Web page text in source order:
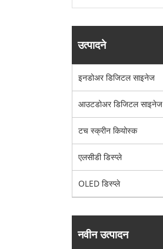
उत्पादने
इनडोअर डिजिटल साइनेज
आउटडोअर डिजिटल साइनेज
टच स्क्रीन कियोस्क
एलसीडी डिस्प्ले
OLED डिस्प्ले
नवीन उत्पादन